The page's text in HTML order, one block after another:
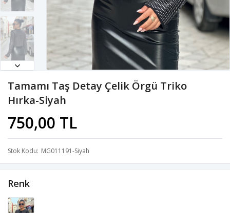
Tamamı Taş Detay Çelik Örgü Triko
Hırka-Siyah
750,00 TL
Stok Kodu MG011191-Siyah
Renk